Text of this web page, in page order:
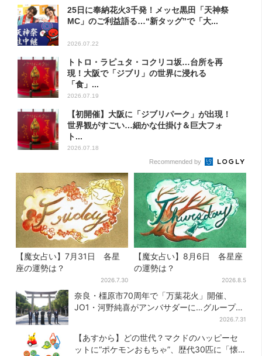
25日に奉納花火3千発！メッセ黒田「天神祭
MC」のご利益語る…“新タッグ”で「大...
2026.07.22
トトロ・ラピュタ・コクリコ坂…台所を再
現！大阪で「ジブリ」の世界に浸れる
「食」...
2026.07.19
【初開催】大阪に「ジブリパーク」が出現！
世界観がすごい…細かな仕掛け＆巨大フォ
ト...
2026.07.18
Recommended by
【魔女占い】7月31日 各星
座の運勢は？
2026.7.30
【魔女占い】8月6日 各星座
の運勢は？
2026.8.5
奈良・橿原市70周年で「万葉花火」開催、
JO1・河野純喜がアンバサダーに…グループ楽
2026.7.31
【あすから】どの世代？マクドのハッピーセ
ットに“ポケモンおもちゃ”、歴代30匹に「懐